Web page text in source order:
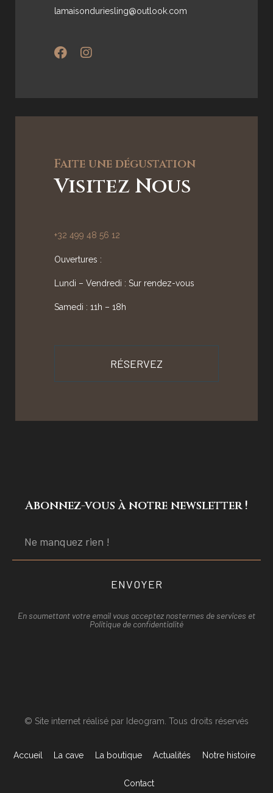
lamaisonduriesling@outlook.com
Faite une dégustation
Visitez Nous
+32 499 48 56 12
Ouvertures :
Lundi – Vendredi : Sur rendez-vous
Samedi : 11h – 18h
RÉSERVEZ
Abonnez-vous à notre newsletter !
ENVOYER
En soumettant votre email vous acceptez nostermes de services et
Politique de confidentialité
© Site internet réalisé par Ideogram. Tous droits réservés
Accueil La cave La boutique Actualités Notre histoire
Contact